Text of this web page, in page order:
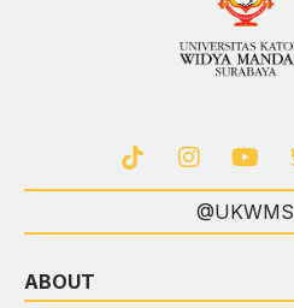
@UKWMS
ABOUT